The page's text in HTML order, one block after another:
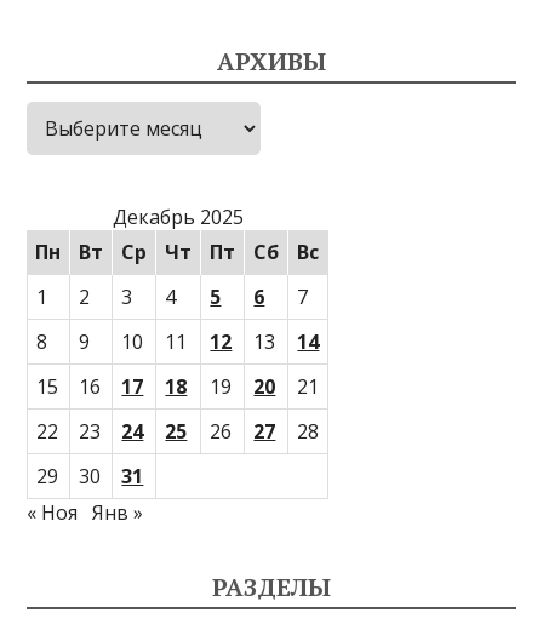
АРХИВЫ
Архивы
Декабрь 2025
Пн
Вт Ср Чт Пт Сб
Вс
1
2 3 4 5 6
7
8
9 10 11 12 13
14
15
16 17 18 19 20
21
22
23 24 25 26 27
28
29
30
31
« Ноя
Янв »
РАЗДЕЛЫ